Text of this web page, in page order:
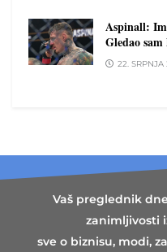
Aspinall:
Gledao
22. SRPNJA
Vaš preglednik
zanimljivosti
sve o biznisu, modi,